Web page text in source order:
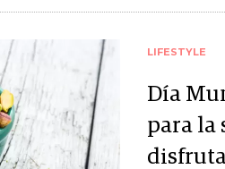
LIFESTYLE
Día
para la